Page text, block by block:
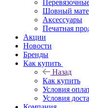
Шовный
Аксессуары
Печатная
Акции
Новости
Бренды
Как купить
Назад
Как купить
Условия
Условия